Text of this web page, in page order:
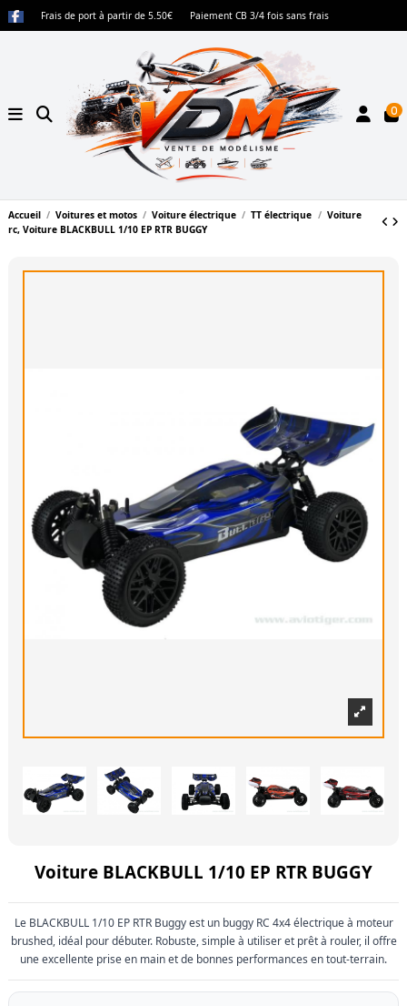
Frais de port à partir de 5.50€ Paiement CB 3/4 fois sans frais
0
Accueil Voitures et motos Voiture électrique TT électrique
Voiture
rc, Voiture BLACKBULL 1/10 EP RTR BUGGY
Voiture BLACKBULL 1/10 EP RTR BUGGY
Le BLACKBULL 1/10 EP RTR Buggy est un buggy RC 4x4 électrique à moteur
brushed, idéal pour débuter. Robuste, simple à utiliser et prêt à rouler, il offre
une excellente prise en main et de bonnes performances en tout-terrain.